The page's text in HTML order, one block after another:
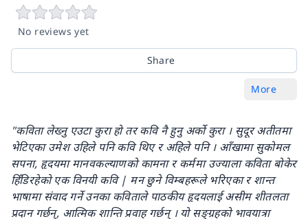
No reviews yet
Share
More
"कविता लेख्नु एउटा कुरा हो तर कवि नै हुनु अर्को कुरा । सुदूर अतीतमा
भेटिएका उमेश उहिले पनि कवि थिए र अहिले पनि । आँखामा सुकोमल
सपना, हृदयमा मानवकल्याणको कामना र कर्ममा उज्याला कविता बोकेर
हिँडिरहेको एक विनयी कवि | मन छुने विम्बहरूले भरिएका र शान्त
भाषामा संवाद गर्ने उनका कविताले पाठकीय हृदयलाई असीम शीतलता
प्रदान गर्छन्, आत्मिक शान्ति प्रवाह गर्छन् । यो सङ्ग्रहको भावयात्रा